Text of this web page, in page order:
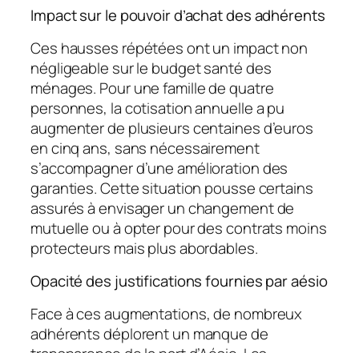
Impact sur le pouvoir d’achat des adhérents
Ces hausses répétées ont un impact non
négligeable sur le budget santé des
ménages. Pour une famille de quatre
personnes, la cotisation annuelle a pu
augmenter de plusieurs centaines d’euros
en cinq ans, sans nécessairement
s’accompagner d’une amélioration des
garanties. Cette situation pousse certains
assurés à envisager un changement de
mutuelle ou à opter pour des contrats moins
protecteurs mais plus abordables.
Opacité des justifications fournies par aésio
Face à ces augmentations, de nombreux
adhérents déplorent un manque de